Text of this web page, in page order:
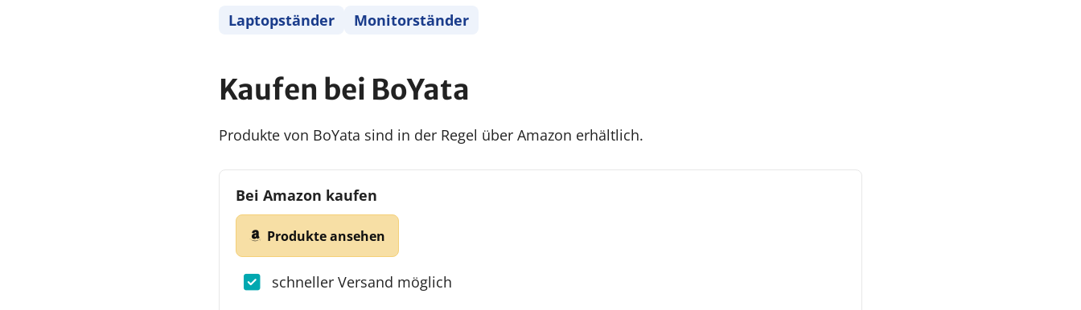
Laptopständer Monitorständer
Kaufen bei BoYata
Produkte von BoYata sind in der Regel über Amazon erhältlich.
Bei Amazon kaufen
Produkte ansehen
schneller Versand möglich